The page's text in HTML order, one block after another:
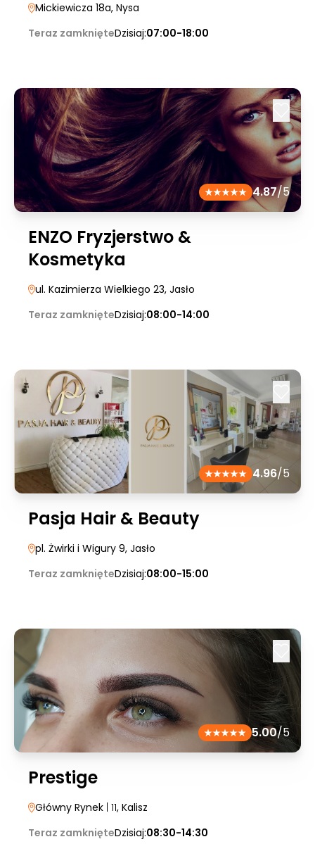
Mickiewicza 18a, Nysa
Teraz zamknięteDzisiaj:07:00-18:00
4.87/5
ENZO Fryzjerstwo &
Kosmetyka
ul. Kazimierza Wielkiego 23, Jasło
Teraz zamknięteDzisiaj:08:00-14:00
4.96/5
Pasja Hair & Beauty
pl. Żwirki i Wigury 9, Jasło
Teraz zamknięteDzisiaj:08:00-15:00
5.00/5
Prestige
Główny Rynek | 11, Kalisz
Teraz zamknięteDzisiaj:08:30-14:30